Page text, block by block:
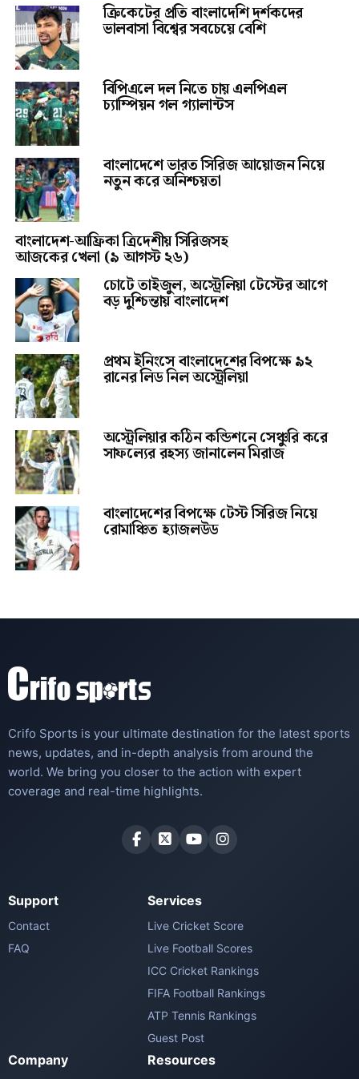
ক্রিকেটের প্রতি বাংলাদেশি দর্শকদের
ভালবাসা বিশ্বের সবচেয়ে বেশি
বিপিএলে দল নিতে চায় এলপিএল
চ্যাম্পিয়ন গল গ্যালান্টস
বাংলাদেশে ভারত সিরিজ আয়োজন নিয়ে
নতুন করে অনিশ্চয়তা
বাংলাদেশ-আফ্রিকা ত্রিদেশীয় সিরিজসহ
আজকের খেলা (৯ আগস্ট ২৬)
চোটে তাইজুল, অস্ট্রেলিয়া টেস্টের আগে
বড় দুশ্চিন্তায় বাংলাদেশ
প্রথম ইনিংসে বাংলাদেশের বিপক্ষে ৯২
রানের লিড নিল অস্ট্রেলিয়া
অস্ট্রেলিয়ার কঠিন কন্ডিশনে সেঞ্চুরি করে
সাফল্যের রহস্য জানালেন মিরাজ
বাংলাদেশের বিপক্ষে টেস্ট সিরিজ নিয়ে
রোমাঞ্চিত হ্যাজলউড
Crifo Sports is your ultimate destination for the latest sports
news, updates, and in-depth analysis from around the
world. We bring you closer to the action with expert
coverage and real-time highlights.
Support
Contact
FAQ
Services
Live Cricket Score
Live Football Scores
ICC Cricket Rankings
FIFA Football Rankings
ATP Tennis Rankings
Guest Post
Company Resources